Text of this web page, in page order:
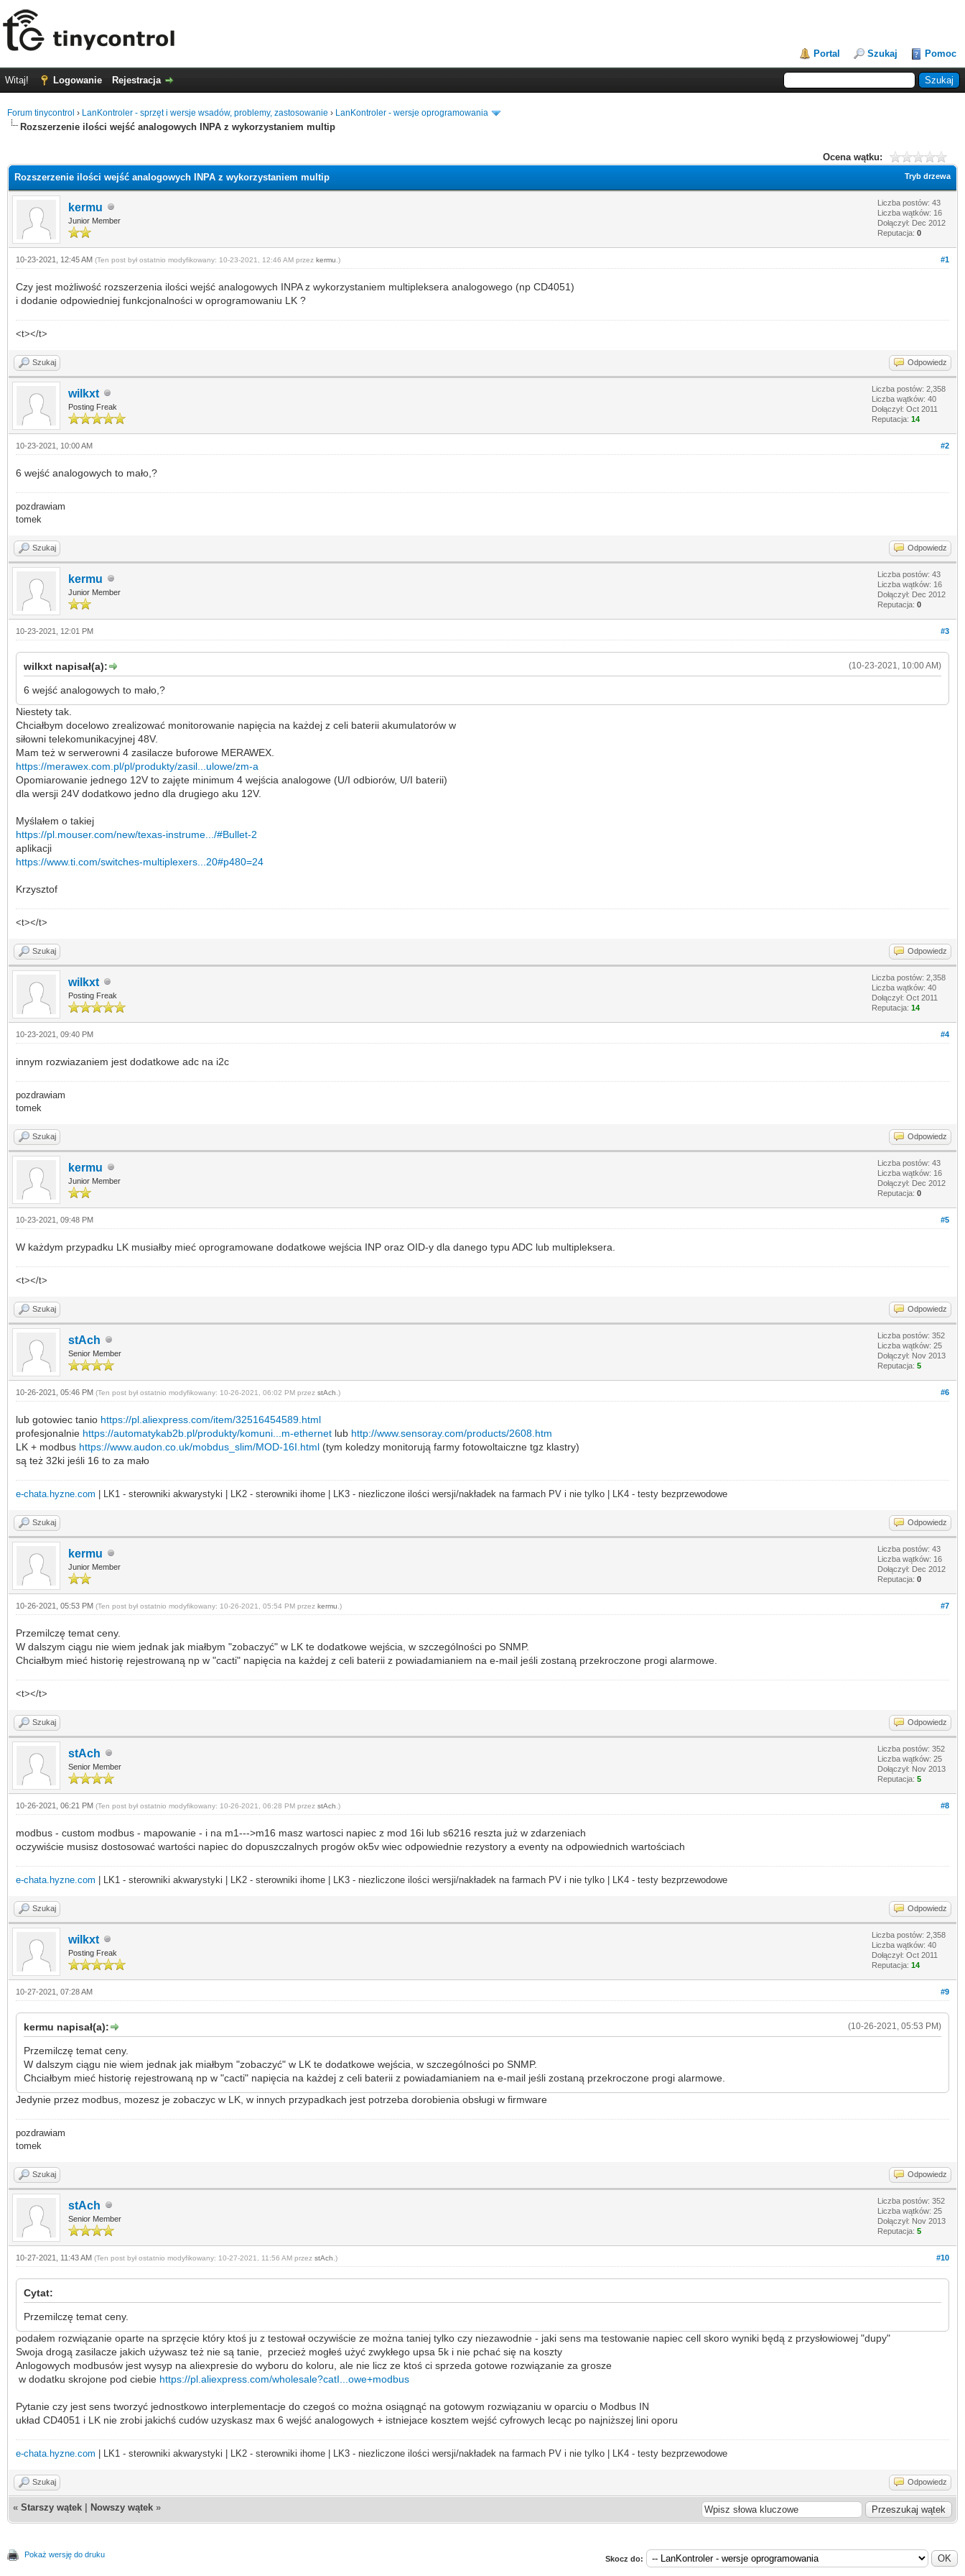
Portal Szukaj Pomoc
Witaj! Logowanie Rejestracja
Forum tinycontrol › LanKontroler - sprzęt i wersje wsadów, problemy, zastosowanie › LanKontroler - wersje oprogramowania
Rozszerzenie ilości wejść analogowych INPA z wykorzystaniem multip
Ocena wątku:
Tryb drzewa
Rozszerzenie ilości wejść analogowych INPA z wykorzystaniem multip
kermu
Junior Member
Liczba postów: 43
Liczba wątków: 16
Dołączył: Dec 2012
Reputacja: 0
#1
10-23-2021, 12:45 AM (Ten post był ostatnio modyfikowany: 10-23-2021, 12:46 AM przez kermu .)
Czy jest możliwość rozszerzenia ilości wejść analogowych INPA z wykorzystaniem multipleksera analogowego (np CD4051)
i dodanie odpowiedniej funkcjonalności w oprogramowaniu LK ?
<t></t>
Szukaj Odpowiedz
wilkxt
Posting Freak
Liczba postów: 2,358
Liczba wątków: 40
Dołączył: Oct 2011
Reputacja: 14
#2
10-23-2021, 10:00 AM
6 wejść analogowych to mało,?
pozdrawiam
tomek
Szukaj Odpowiedz
kermu
Junior Member
Liczba postów: 43
Liczba wątków: 16
Dołączył: Dec 2012
Reputacja: 0
#3
10-23-2021, 12:01 PM
(10-23-2021, 10:00 AM)
wilkxt napisał(a):
6 wejść analogowych to mało,?
Niestety tak.
Chciałbym docelowo zrealizować monitorowanie napięcia na każdej z celi baterii akumulatorów w
siłowni telekomunikacyjnej 48V.
Mam też w serwerowni 4 zasilacze buforowe MERAWEX.
https://merawex.com.pl/pl/produkty/zasil...ulowe/zm-a
Opomiarowanie jednego 12V to zajęte minimum 4 wejścia analogowe (U/I odbiorów, U/I baterii)
dla wersji 24V dodatkowo jedno dla drugiego aku 12V.
Myślałem o takiej
https://pl.mouser.com/new/texas-instrume.../#Bullet-2
aplikacji
https://www.ti.com/switches-multiplexers...20#p480=24
Krzysztof
<t></t>
Szukaj Odpowiedz
wilkxt
Posting Freak
Liczba postów: 2,358
Liczba wątków: 40
Dołączył: Oct 2011
Reputacja: 14
#4
10-23-2021, 09:40 PM
innym rozwiazaniem jest dodatkowe adc na i2c
pozdrawiam
tomek
Szukaj Odpowiedz
kermu
Junior Member
Liczba postów: 43
Liczba wątków: 16
Dołączył: Dec 2012
Reputacja: 0
#5
10-23-2021, 09:48 PM
W każdym przypadku LK musiałby mieć oprogramowane dodatkowe wejścia INP oraz OID-y dla danego typu ADC lub multipleksera.
<t></t>
Szukaj Odpowiedz
stAch
Senior Member
Liczba postów: 352
Liczba wątków: 25
Dołączył: Nov 2013
Reputacja: 5
#6
10-26-2021, 05:46 PM (Ten post był ostatnio modyfikowany: 10-26-2021, 06:02 PM przez stAch .)
lub gotowiec tanio https://pl.aliexpress.com/item/32516454589.html
profesjonalnie https://automatykab2b.pl/produkty/komuni...m-ethernet lub http://www.sensoray.com/products/2608.htm
LK + modbus https://www.audon.co.uk/mobdus_slim/MOD-16I.html (tym koledzy monitorują farmy fotowoltaiczne tgz klastry)
są też 32ki jeśli 16 to za mało
e-chata.hyzne.com | LK1 - sterowniki akwarystyki | LK2 - sterowniki ihome | LK3 - niezliczone ilości wersji/nakładek na farmach PV i nie tylko | LK4 - testy bezprzewodowe
Szukaj Odpowiedz
kermu
Junior Member
Liczba postów: 43
Liczba wątków: 16
Dołączył: Dec 2012
Reputacja: 0
#7
10-26-2021, 05:53 PM (Ten post był ostatnio modyfikowany: 10-26-2021, 05:54 PM przez kermu .)
Przemilczę temat ceny.
W dalszym ciągu nie wiem jednak jak miałbym "zobaczyć" w LK te dodatkowe wejścia, w szczególności po SNMP.
Chciałbym mieć historię rejestrowaną np w "cacti" napięcia na każdej z celi baterii z powiadamianiem na e-mail jeśli zostaną przekroczone progi alarmowe.
<t></t>
Szukaj Odpowiedz
stAch
Senior Member
Liczba postów: 352
Liczba wątków: 25
Dołączył: Nov 2013
Reputacja: 5
#8
10-26-2021, 06:21 PM (Ten post był ostatnio modyfikowany: 10-26-2021, 06:28 PM przez stAch .)
modbus - custom modbus - mapowanie - i na m1--->m16 masz wartosci napiec z mod 16i lub s6216 reszta już w zdarzeniach
oczywiście musisz dostosować wartości napiec do dopuszczalnych progów ok5v wiec odpowiednie rezystory a eventy na odpowiednich wartościach
e-chata.hyzne.com | LK1 - sterowniki akwarystyki | LK2 - sterowniki ihome | LK3 - niezliczone ilości wersji/nakładek na farmach PV i nie tylko | LK4 - testy bezprzewodowe
Szukaj Odpowiedz
wilkxt
Posting Freak
Liczba postów: 2,358
Liczba wątków: 40
Dołączył: Oct 2011
Reputacja: 14
#9
10-27-2021, 07:28 AM
(10-26-2021, 05:53 PM)
kermu napisał(a):
Przemilczę temat ceny.
W dalszym ciągu nie wiem jednak jak miałbym "zobaczyć" w LK te dodatkowe wejścia, w szczególności po SNMP.
Chciałbym mieć historię rejestrowaną np w "cacti" napięcia na każdej z celi baterii z powiadamianiem na e-mail jeśli zostaną przekroczone progi alarmowe.
Jedynie przez modbus, mozesz je zobaczyc w LK, w innych przypadkach jest potrzeba dorobienia obsługi w firmware
pozdrawiam
tomek
Szukaj Odpowiedz
stAch
Senior Member
Liczba postów: 352
Liczba wątków: 25
Dołączył: Nov 2013
Reputacja: 5
#10
10-27-2021, 11:43 AM (Ten post był ostatnio modyfikowany: 10-27-2021, 11:56 AM przez stAch .)
Cytat:
Przemilczę temat ceny.
podałem rozwiązanie oparte na sprzęcie który ktoś ju z testował oczywiście ze można taniej tylko czy niezawodnie - jaki sens ma testowanie napiec cell skoro wyniki będą z przysłowiowej "dupy"
Swoja drogą zasilacze jakich używasz też nie są tanie, przecież mogłeś użyć zwykłego upsa 5k i nie pchać się na koszty
Anlogowych modbusów jest wysyp na aliexpresie do wyboru do koloru, ale nie licz ze ktoś ci sprzeda gotowe rozwiązanie za grosze
w dodatku skrojone pod ciebie https://pl.aliexpress.com/wholesale?catI...owe+modbus
Pytanie czy jest sens tworzyć jednostkowo interplementacje do czegoś co można osiągnąć na gotowym rozwiązaniu w oparciu o Modbus IN
układ CD4051 i LK nie zrobi jakichś cudów uzyskasz max 6 wejść analogowych + istniejace kosztem wejść cyfrowych lecąc po najniższej lini oporu
e-chata.hyzne.com | LK1 - sterowniki akwarystyki | LK2 - sterowniki ihome | LK3 - niezliczone ilości wersji/nakładek na farmach PV i nie tylko | LK4 - testy bezprzewodowe
Szukaj Odpowiedz
« Starszy wątek Nowszy wątek »
Pokaż wersję do druku Skocz do: